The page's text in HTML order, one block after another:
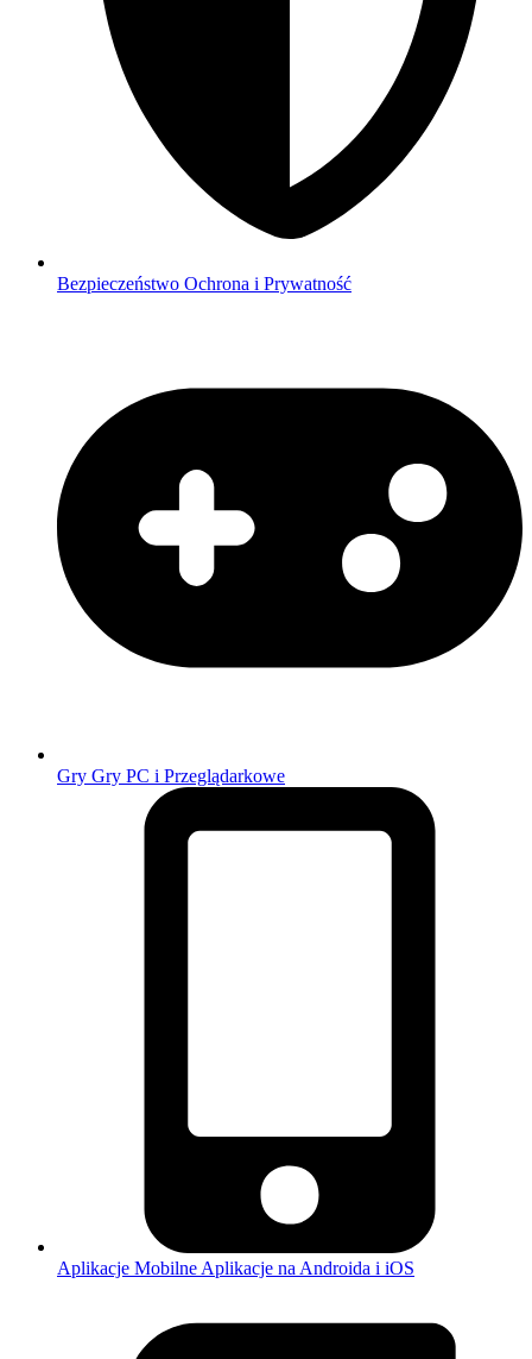
Bezpieczeństwo Ochrona i Prywatność
Gry Gry PC i Przeglądarkowe
Aplikacje Mobilne Aplikacje na Androida i iOS